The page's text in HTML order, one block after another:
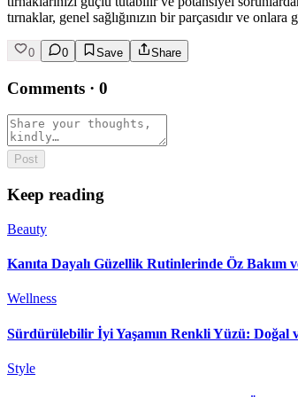
tırnaklar, genel sağlığınızın bir parçasıdır ve
0 0 Save Share
Comments · 0
Post
Keep reading
Beauty
Kanıta Dayalı Güzellik Rutinlerinde Öz
Wellness
Sürdürülebilir İyi Yaşamın Renkli Yüzü: Doğal
Style